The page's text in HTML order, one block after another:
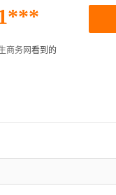
商务网看到的